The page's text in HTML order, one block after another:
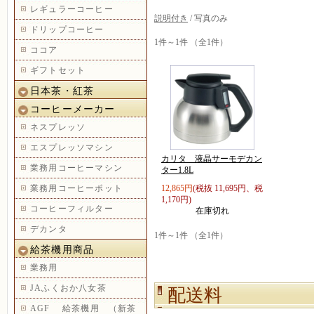
レギュラーコーヒー
ドリップコーヒー
ココア
ギフトセット
日本茶・紅茶
コーヒーメーカー
ネスプレッソ
エスプレッソマシン
業務用コーヒーマシン
業務用コーヒーポット
コーヒーフィルター
デカンタ
給茶機用商品
業務用
JAふくおか八女茶
AGF 給茶機用 （新茶
説明付き / 写真のみ
1件～1件 （全1件）
カリタ 液晶サーモデカン
ター1.8L
12,865円(税抜 11,695円、税
1,170円)
在庫切れ
1件～1件 （全1件）
配送料